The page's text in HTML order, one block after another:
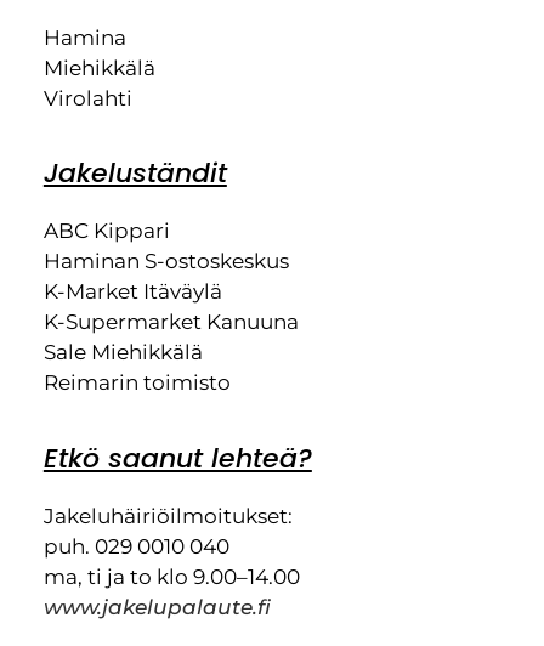
Hamina
Miehikkälä
Virolahti
Jakeluständit
ABC Kippari
Haminan S-ostoskeskus
K-Market Itäväylä
K-Supermarket Kanuuna
Sale Miehikkälä
Reimarin toimisto
Etkö saanut lehteä?
Jakeluhäiriöilmoitukset:
puh. 029 0010 040
ma, ti ja to klo 9.00–14.00
www.jakelupalaute.fi